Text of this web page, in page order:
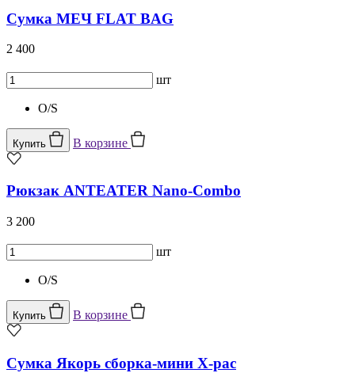
Сумка МЕЧ FLAT BAG
2 400
шт
O/S
Купить В корзине
Рюкзак ANTEATER Nano-Combo
3 200
шт
O/S
Купить В корзине
Сумка Якорь сборка-мини X-pac